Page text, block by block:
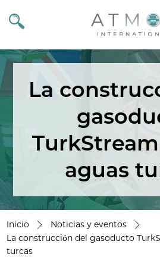
Atmos
La
aguas
Inicio
Noticias y eventos
La construcción del gasoducto
turcas